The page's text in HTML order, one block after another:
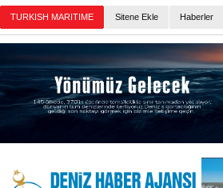
TURKISH MARITIME Sitene Ekle Haberler